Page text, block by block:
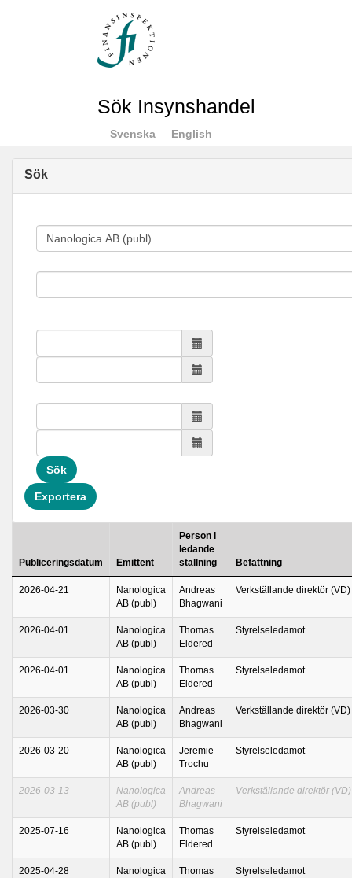
Sök Insynshandel
Svenska English
Sök
Sök
Exportera
Publiceringsdatum Emittent
Person i
ledande
ställning
Befattning
2026-04-21
Nanologica
AB (publ)
Andreas
Bhagwani
Verkställande direktör (VD)
2026-04-01
Nanologica
AB (publ)
Thomas
Eldered
Styrelseledamot
2026-04-01
Nanologica
AB (publ)
Thomas
Eldered
Styrelseledamot
2026-03-30
Nanologica
AB (publ)
Andreas
Bhagwani
Verkställande direktör (VD)
2026-03-20
Nanologica
AB (publ)
Jeremie
Trochu
Styrelseledamot
2026-03-13
Nanologica
AB (publ)
Andreas
Bhagwani
Verkställande direktör (VD)
2025-07-16
Nanologica
AB (publ)
Thomas
Eldered
Styrelseledamot
2025-04-28
Nanologica
Thomas
Styrelseledamot